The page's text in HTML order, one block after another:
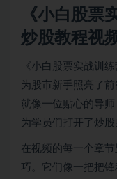
《小白股票
炒股教程视
《小白股票实战训
为股市新手照亮了
就像一位贴心的导
为学员们打开了炒股
在视频的每一个章
巧。它们像一把把